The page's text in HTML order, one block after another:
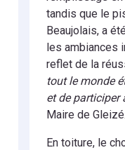
tandis que le
Beaujolais, a
les ambiances
reflet de la
tout le monde
et de participer
Maire de Gleizé.
En toiture, le